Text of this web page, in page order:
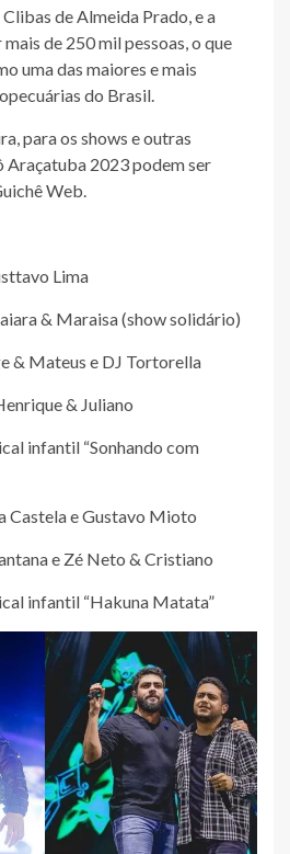
de Almeida Prado, e a
de 250 mil pessoas, o que
uma das maiores e mais
do Brasil.
para os shows e outras
Araçatuba 2023 podem ser
Web.
Lima
& Maraisa (show solidário)
& Mateus e DJ Tortorella
& Juliano
infantil “Sonhando com
Castela e Gustavo Mioto
e Zé Neto & Cristiano
infantil “Hakuna Matata”